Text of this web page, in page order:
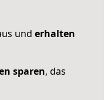
und erhalten
sparen, das